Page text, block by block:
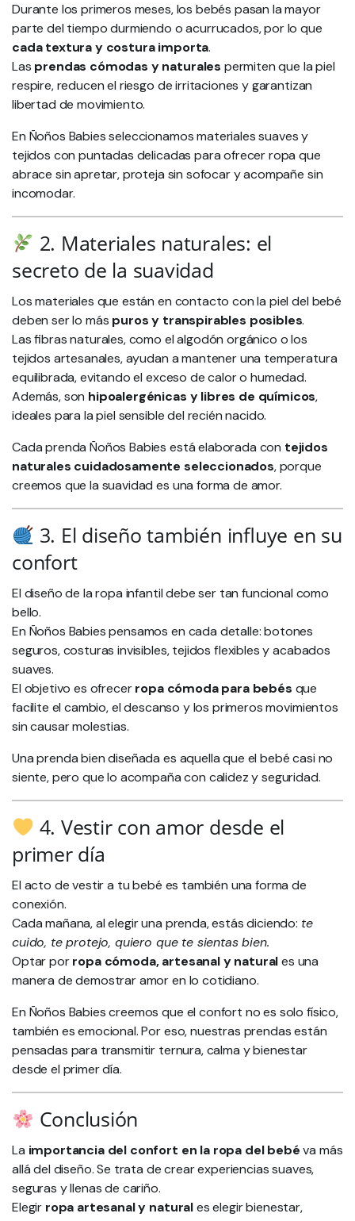
Durante los primeros meses, los bebés pasan la mayor
parte del tiempo durmiendo o acurrucados, por lo que
cada textura y costura importa.
Las prendas cómodas y naturales permiten que la piel
respire, reducen el riesgo de irritaciones y garantizan
libertad de movimiento.
En Ñoños Babies seleccionamos materiales suaves y
tejidos con puntadas delicadas para ofrecer ropa que
abrace sin apretar, proteja sin sofocar y acompañe sin
incomodar.
2. Materiales naturales: el
secreto de la suavidad
Los materiales que están en contacto con la piel del bebé
deben ser lo más puros y transpirables posibles.
Las fibras naturales, como el algodón orgánico o los
tejidos artesanales, ayudan a mantener una temperatura
equilibrada, evitando el exceso de calor o humedad.
Además, son hipoalergénicas y libres de químicos,
ideales para la piel sensible del recién nacido.
Cada prenda Ñoños Babies está elaborada con tejidos
naturales cuidadosamente seleccionados, porque
creemos que la suavidad es una forma de amor.
3. El diseño también influye en su
confort
El diseño de la ropa infantil debe ser tan funcional como
bello.
En Ñoños Babies pensamos en cada detalle: botones
seguros, costuras invisibles, tejidos flexibles y acabados
suaves.
El objetivo es ofrecerropa cómoda para bebés que
facilite el cambio, el descanso y los primeros movimientos
sin causar molestias.
Una prenda bien diseñada es aquella que el bebé casi no
siente, pero que lo acompaña con calidez y seguridad.
4. Vestir con amor desde el
primer día
El acto de vestir a tu bebé es también una forma de
conexión.
Cada mañana, al elegir una prenda, estás diciendo: te
cuido, te protejo, quiero que te sientas bien.
Optar porropa cómoda, artesanal y naturales una
manera de demostrar amor en lo cotidiano.
En Ñoños Babies creemos que el confort no es solo físico,
también es emocional. Por eso, nuestras prendas están
pensadas para transmitir ternura, calma y bienestar
desde el primer día.
Conclusión
La importancia del confort en la ropa del bebéva más
allá del diseño. Se trata de crear experiencias suaves,
seguras y llenas de cariño.
Elegir ropa artesanal y naturales elegir bienestar,